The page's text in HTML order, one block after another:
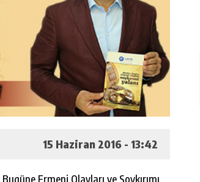
15 Haziran 2016 - 13:42
Ermeni Olayları ve Soykırımı